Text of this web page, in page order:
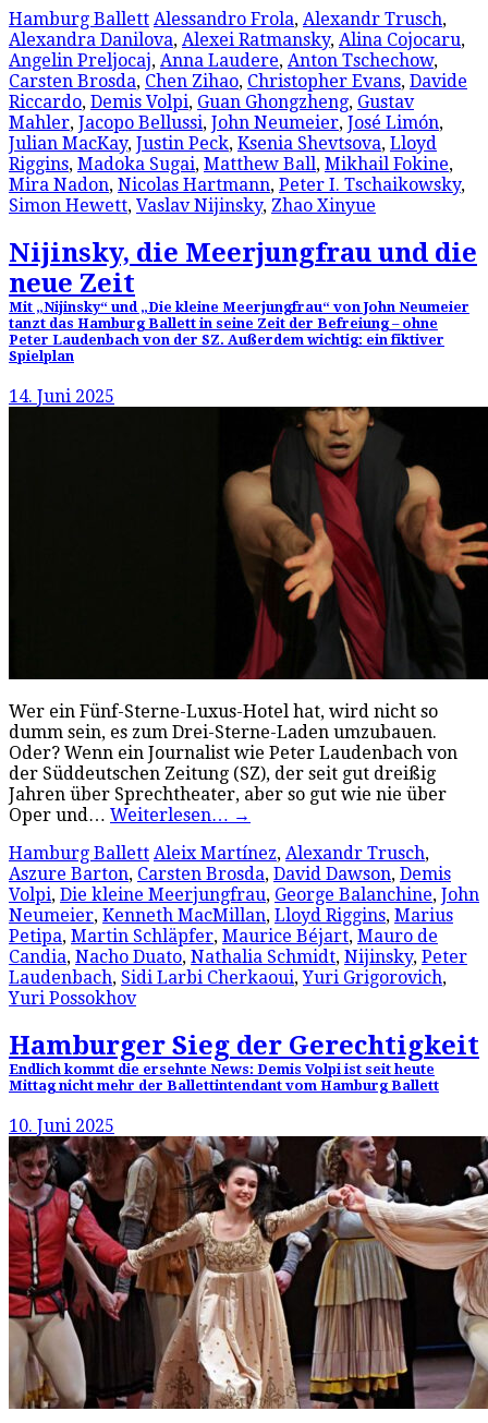
Hamburg Ballett Alessandro Frola, Alexandr Trusch,
Alexandra Danilova, Alexei Ratmansky, Alina Cojocaru,
Angelin Preljocaj, Anna Laudere, Anton Tschechow,
Carsten Brosda, Chen Zihao, Christopher Evans, Davide
Riccardo, Demis Volpi, Guan Ghongzheng, Gustav
Mahler, Jacopo Bellussi, John Neumeier, José Limón,
Julian MacKay, Justin Peck, Ksenia Shevtsova, Lloyd
Riggins, Madoka Sugai, Matthew Ball, Mikhail Fokine,
Mira Nadon, Nicolas Hartmann, Peter I. Tschaikowsky,
Simon Hewett, Vaslav Nijinsky, Zhao Xinyue
Nijinsky, die Meerjungfrau und die
neue Zeit
Mit „Nijinsky“ und „Die kleine Meerjungfrau“ von John Neumeier
tanzt das Hamburg Ballett in seine Zeit der Befreiung – ohne
Peter Laudenbach von der SZ. Außerdem wichtig: ein fiktiver
Spielplan
14. Juni 2025
Wer ein Fünf-Sterne-Luxus-Hotel hat, wird nicht so
dumm sein, es zum Drei-Sterne-Laden umzubauen.
Oder? Wenn ein Journalist wie Peter Laudenbach von
der Süddeutschen Zeitung (SZ), der seit gut dreißig
Jahren über Sprechtheater, aber so gut wie nie über
Oper und… Weiterlesen… →
Hamburg Ballett Aleix Martínez, Alexandr Trusch,
Aszure Barton, Carsten Brosda, David Dawson, Demis
Volpi, Die kleine Meerjungfrau, George Balanchine, John
Neumeier, Kenneth MacMillan, Lloyd Riggins, Marius
Petipa, Martin Schläpfer, Maurice Béjart, Mauro de
Candia, Nacho Duato, Nathalia Schmidt, Nijinsky, Peter
Laudenbach, Sidi Larbi Cherkaoui,Yuri Grigorovich,
Yuri Possokhov
Hamburger Sieg der Gerechtigkeit
Endlich kommt die ersehnte News: Demis Volpi ist seit heute
Mittag nicht mehr der Ballettintendant vom Hamburg Ballett
10. Juni 2025